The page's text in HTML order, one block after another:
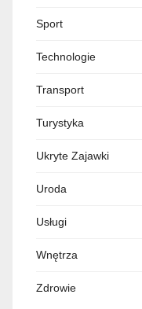
Sport
Technologie
Transport
Turystyka
Ukryte Zajawki
Uroda
Usługi
Wnętrza
Zdrowie